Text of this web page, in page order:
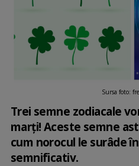
Sursa foto:
Trei semne zodiacale
marți! Aceste semne
cum norocul le surâde
semnificativ.